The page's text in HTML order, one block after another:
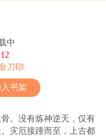
中
刀印
入书架
。没有炼神逆天，仅有
灾厄接踵而至，上古都